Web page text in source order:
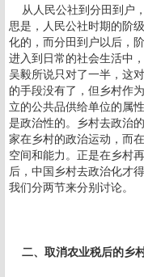
从人民公社到分田到户
思是，人民公社时期的阶
化的，而分田到户以后，
进入到日常的社会生活中
吴毅所说只对了一半，这
的手段没有了，但乡村作
立的公共品供给单位的属
是政治性的。乡村去政治
家在乡村的政治运动，而
空间和能力。正是在乡村
后，中国乡村去政治化才
我们分两节来分别讨论。
二、取消农业税后的乡